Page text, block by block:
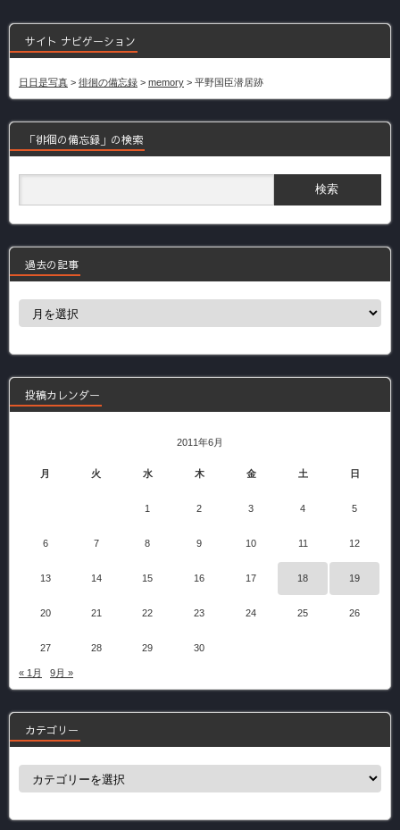
サイト ナビゲーション
日日是写真 > 徘徊の備忘録 > memory > 平野国臣潜居跡
「徘徊の備忘録」の検索
過去の記事
過
事
投稿カレンダー
2011年6月
月 火 水 木 金 土 日
1 2 3 4 5
6 7 8 9 10 11 12
13 14 15 16 17 18 19
20 21 22 23 24 25 26
27 28 29 30
« 1月 9月 »
カテゴリー
カ
ー